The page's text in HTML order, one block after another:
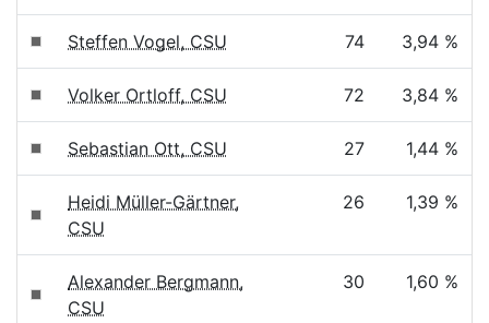
Steffen Vogel, CSU 74 3,94 %
Volker Ortloff, CSU 72 3,84 %
Sebastian Ott, CSU 27 1,44 %
Heidi Müller-Gärtner,
CSU
26 1,39 %
Alexander Bergmann,
CSU
30 1,60 %